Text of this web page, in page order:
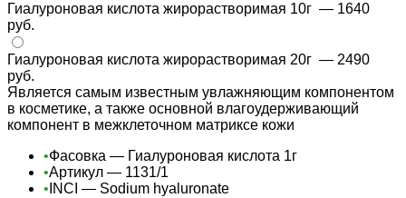
Гиалуроновая кислота жирорастворимая 10г — 1640
руб.
Гиалуроновая кислота жирорастворимая 20г — 2490
руб.
Является самым известным увлажняющим компонентом
в косметике, а также основной влагоудерживающий
компонент в межклеточном матриксе кожи
•Фасовка — Гиалуроновая кислота 1г
•Артикул — 1131/1
• INCI — Sodium hyaluronate